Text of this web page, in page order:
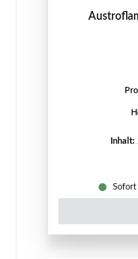
Inhalt:
Sofort